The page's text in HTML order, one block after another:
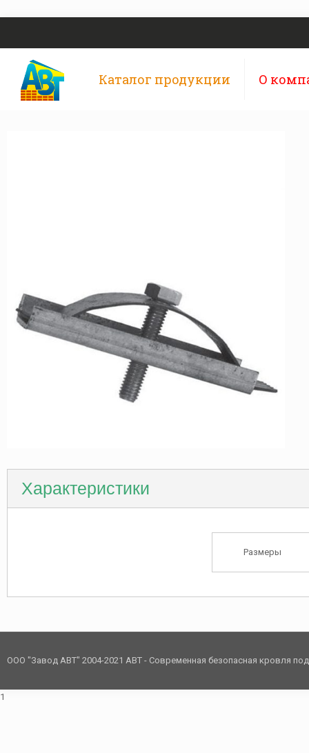
Каталог продукции О
Характеристики
Размеры
ООО "Завод АВТ" 2004-2021 АВТ - Современная безопасная кровля
1